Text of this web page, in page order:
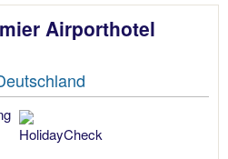
Airporthotel